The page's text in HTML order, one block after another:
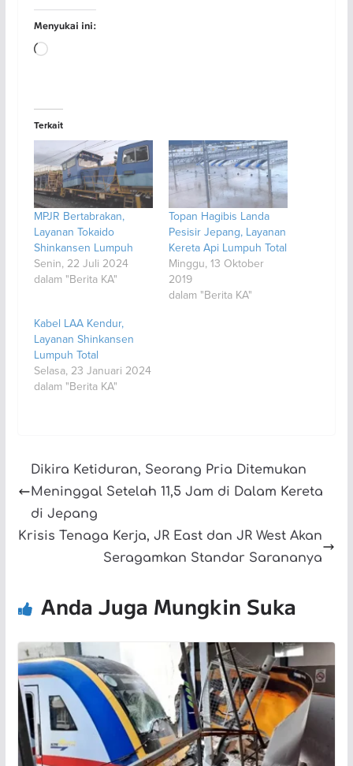
Menyukai ini:
Memuat...
Terkait
MPJR Bertabrakan,
Layanan Tokaido
Shinkansen Lumpuh
Senin, 22 Juli 2024
dalam "Berita KA"
Topan Hagibis Landa
Pesisir Jepang, Layanan
Kereta Api Lumpuh Total
Minggu, 13 Oktober
2019
dalam "Berita KA"
Kabel LAA Kendur,
Layanan Shinkansen
Lumpuh Total
Selasa, 23 Januari 2024
dalam "Berita KA"
Dikira Ketiduran, Seorang Pria Ditemukan
Meninggal Setelah 11,5 Jam di Dalam Kereta
di Jepang
Krisis Tenaga Kerja, JR East dan JR West Akan
Seragamkan Standar Sarananya
Anda Juga Mungkin Suka